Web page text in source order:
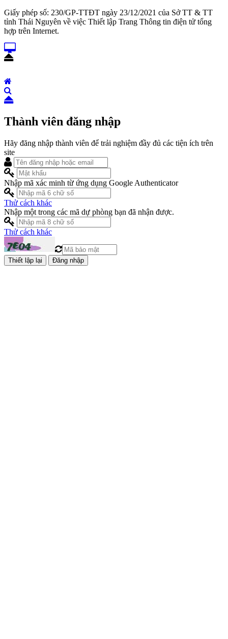
Giấy phép số: 230/GP-TTĐT ngày 23/12/2021 của Sở TT & TT
tỉnh Thái Nguyên về việc Thiết lập Trang Thông tin điện tử tổng
hợp trên Internet.
Thành viên đăng nhập
Hãy đăng nhập thành viên để trải nghiệm đầy đủ các tiện ích trên
site
Nhập mã xác minh từ ứng dụng Google Authenticator
Thử cách khác
Nhập một trong các mã dự phòng bạn đã nhận được.
Thử cách khác
Đăng nhập